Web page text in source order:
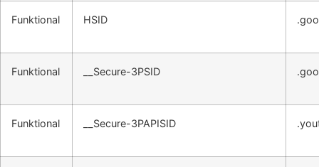
Funktional HSID
Funktional __Secure-3PSID
Funktional __Secure-3PAPISID